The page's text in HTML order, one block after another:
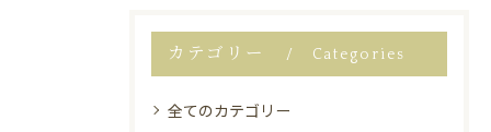
カテゴリー Categories
全てのカテゴリー